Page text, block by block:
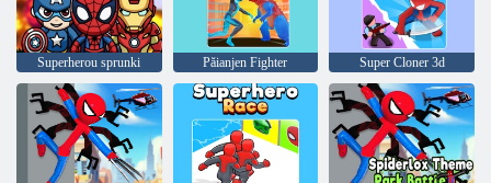
Superherou sprunki Păianjen Fighter Super Cloner 3d